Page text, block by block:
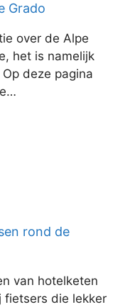
Grado
over de Alpe
het is namelijk
deze pagina
rond de
van hotelketen
fietsers die lekker